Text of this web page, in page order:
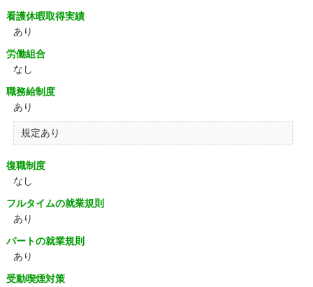
看護休暇取得実績
あり
労働組合
なし
職務給制度
あり
規定あり
復職制度
なし
フルタイムの就業規則
あり
パートの就業規則
あり
受動喫煙対策